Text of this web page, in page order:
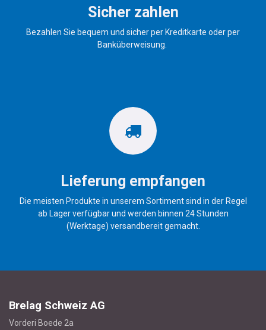
Sicher zahlen
Bezahlen Sie bequem und sicher per Kreditkarte oder per
Banküberweisung.
Lieferung empfangen
Die meisten Produkte in unserem Sortiment sind in der Regel
ab Lager verfügbar und werden binnen 24 Stunden
(Werktage) versandbereit gemacht.
Brelag Schweiz AG
Vorderi Boede 2a